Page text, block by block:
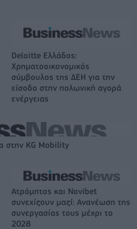
Deloitte Ελλάδος:
Χρηματοοικονομικός
σύμβουλος της ΔΕΗ για την
είσοδο στην πολωνική αγορά
ενέργειας
στην KG Mobility
Ατρόμητος και Novibet
συνεχίζουν μαζί: Ανανέωση της
συνεργασίας τους μέχρι το
2028